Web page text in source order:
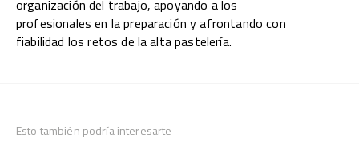
organización del trabajo, apoyando a los
profesionales en la preparación y afrontando con
fiabilidad los retos de la alta pastelería.
Esto también podría interesarte